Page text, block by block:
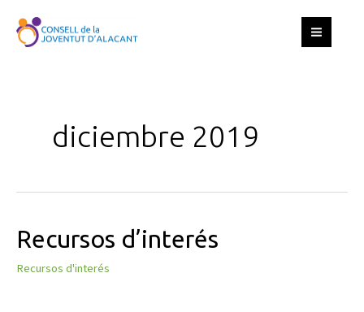
contenido
MAIN
diciembre 2019
Recursos d’interés
Recursos d'interés
e